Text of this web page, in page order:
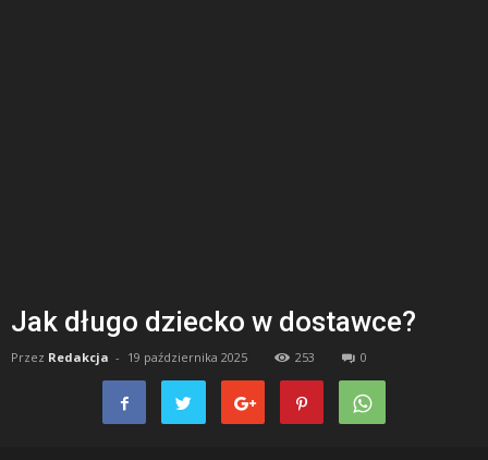
Jak długo dziecko w dostawce?
Przez Redakcja - 19 października 2025 253 0